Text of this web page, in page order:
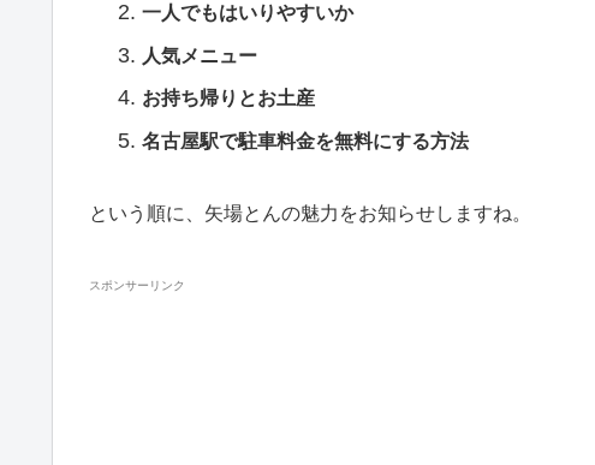
一人でもはいりやすいか
人気メニュー
お持ち帰りとお土産
名古屋駅で駐車料金を無料にする方法
という順に、矢場とんの魅力をお知らせしますね。
スポンサーリンク